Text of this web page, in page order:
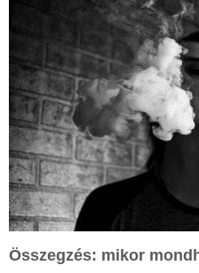
Összegzés: mikor